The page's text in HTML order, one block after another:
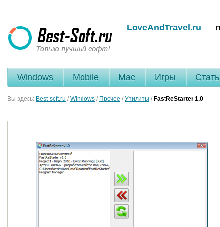
LoveAndTravel.ru —
Windows Mobile Mac Игры
Вы здесь: Best-soft.ru / Windows / Прочее / Утилиты / FastReStarter 1.0